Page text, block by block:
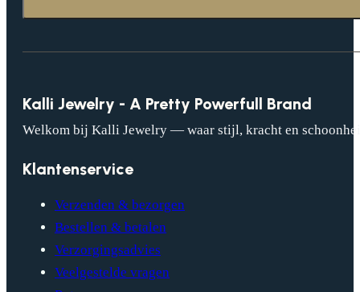
Kalli Jewelry - A Pretty Powerfull Brand
Welkom bij Kalli Jewelry — waar stijl, kracht en
Klantenservice
Verzenden & bezorgen
Bestellen & betalen
Verzorgingsadvies
Veelgestelde vragen